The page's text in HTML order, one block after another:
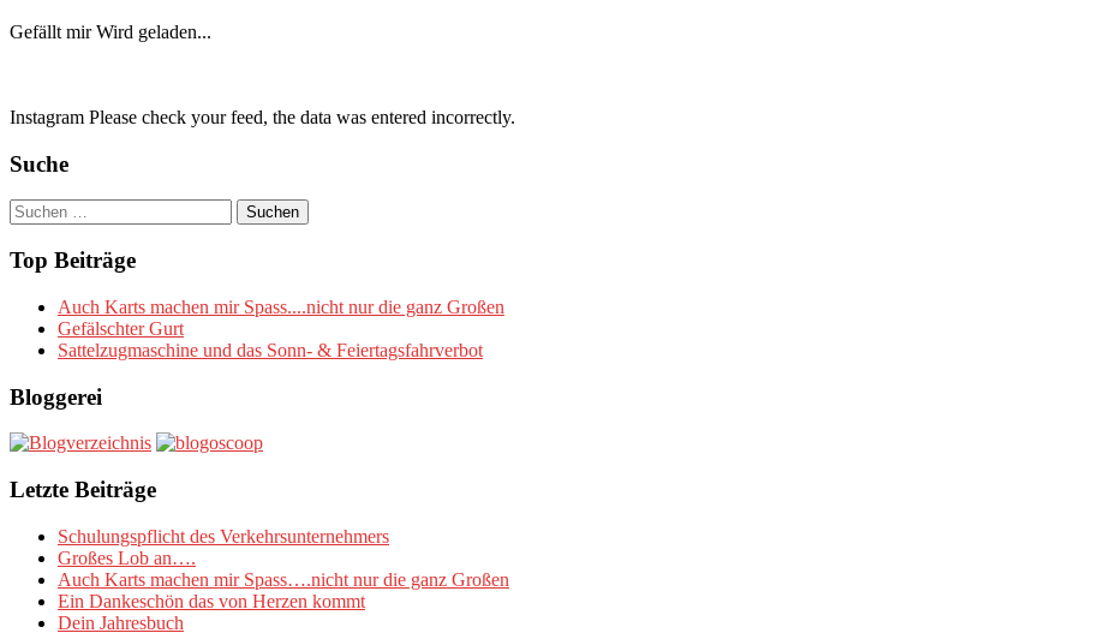
Gefällt mir Wird geladen...
Instagram Please check your feed, the data was entered incorrectly.
Suche
Suchen
nach:
Top Beiträge
Auch Karts machen mir Spass....nicht nur die ganz Großen
Gefälschter Gurt
Sattelzugmaschine und das Sonn- & Feiertagsfahrverbot
Bloggerei
Letzte Beiträge
Schulungspflicht des Verkehrsunternehmers
Großes Lob an….
Auch Karts machen mir Spass….nicht nur die ganz Großen
Ein Dankeschön das von Herzen kommt
Dein Jahresbuch